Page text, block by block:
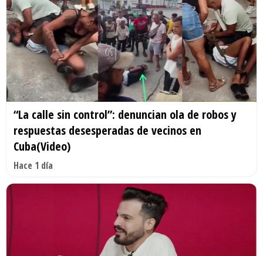
“La calle sin control”: denuncian ola de robos y
respuestas desesperadas de vecinos en
Cuba(Video)
Hace 1 día